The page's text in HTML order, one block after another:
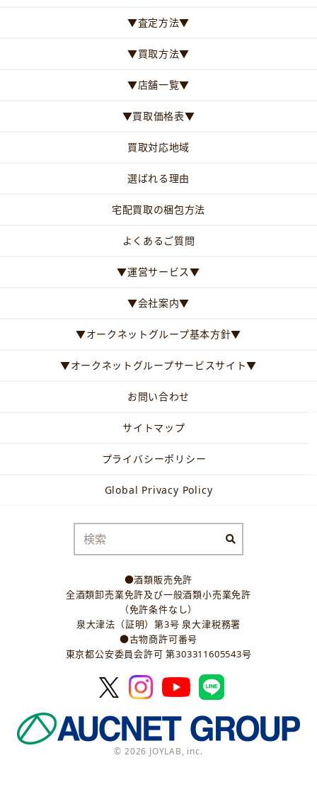
▼査定方法▼
▼買取方法▼
▼店舗一覧▼
▼買取価格表▼
買取対応地域
選ばれる理由
宅配買取の梱包方法
よくあるご質問
▼運営サービス▼
▼会社案内▼
▼オークネットグループ基本方針▼
▼オークネットグループサービスサイト▼
お問い合わせ
サイトマップ
プライバシーポリシー
Global Privacy Policy
●酒類販売免許
全酒類卸売業免許及び一般酒類小売業免許
（免許条件なし）
泉大津法（証明）第3号 泉大津税務署
●古物商許可番号
東京都公安委員会許可 第303311605543号
© 2026 JOYLAB, inc.